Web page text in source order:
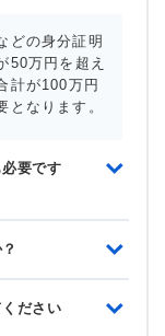
どの身分証明
50万円を超え
計が100万円
となります。
要です
ださい